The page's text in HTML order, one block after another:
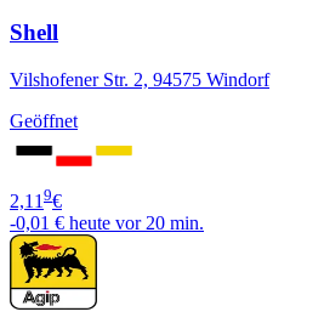
Shell
Vilshofener Str. 2, 94575 Windorf
Geöffnet
2,11 9€
-0,01 € heute vor 20 min.